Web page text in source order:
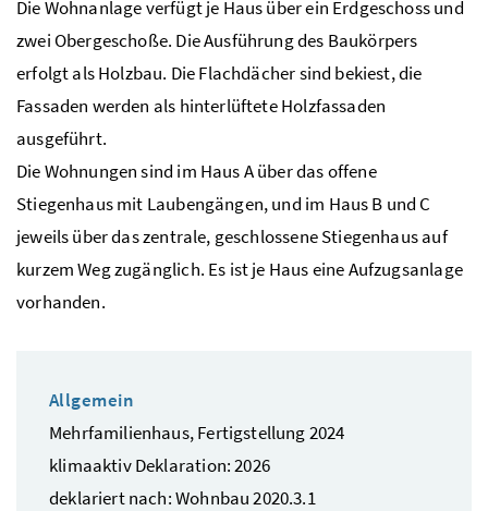
Die Wohnanlage verfügt je Haus über ein Erdgeschoss und
zwei Obergeschoße. Die Ausführung des Baukörpers
erfolgt als Holzbau. Die Flachdächer sind bekiest, die
Fassaden werden als hinterlüftete Holzfassaden
ausgeführt.
Die Wohnungen sind im Haus A über das offene
Stiegenhaus mit Laubengängen, und im Haus B und C
jeweils über das zentrale, geschlossene Stiegenhaus auf
kurzem Weg zugänglich. Es ist je Haus eine Aufzugsanlage
vorhanden.
Allgemein
Mehrfamilienhaus, Fertigstellung 2024
klimaaktiv Deklaration: 2026
deklariert nach: Wohnbau 2020.3.1